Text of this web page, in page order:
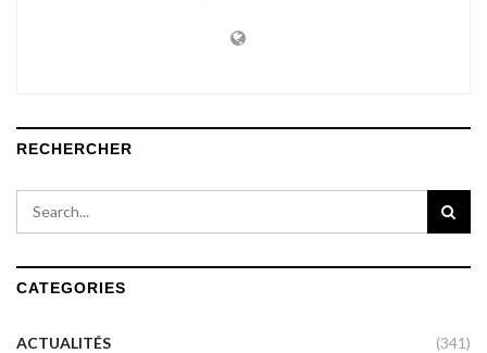
RECHERCHER
CATEGORIES
ACTUALITÉS (341)